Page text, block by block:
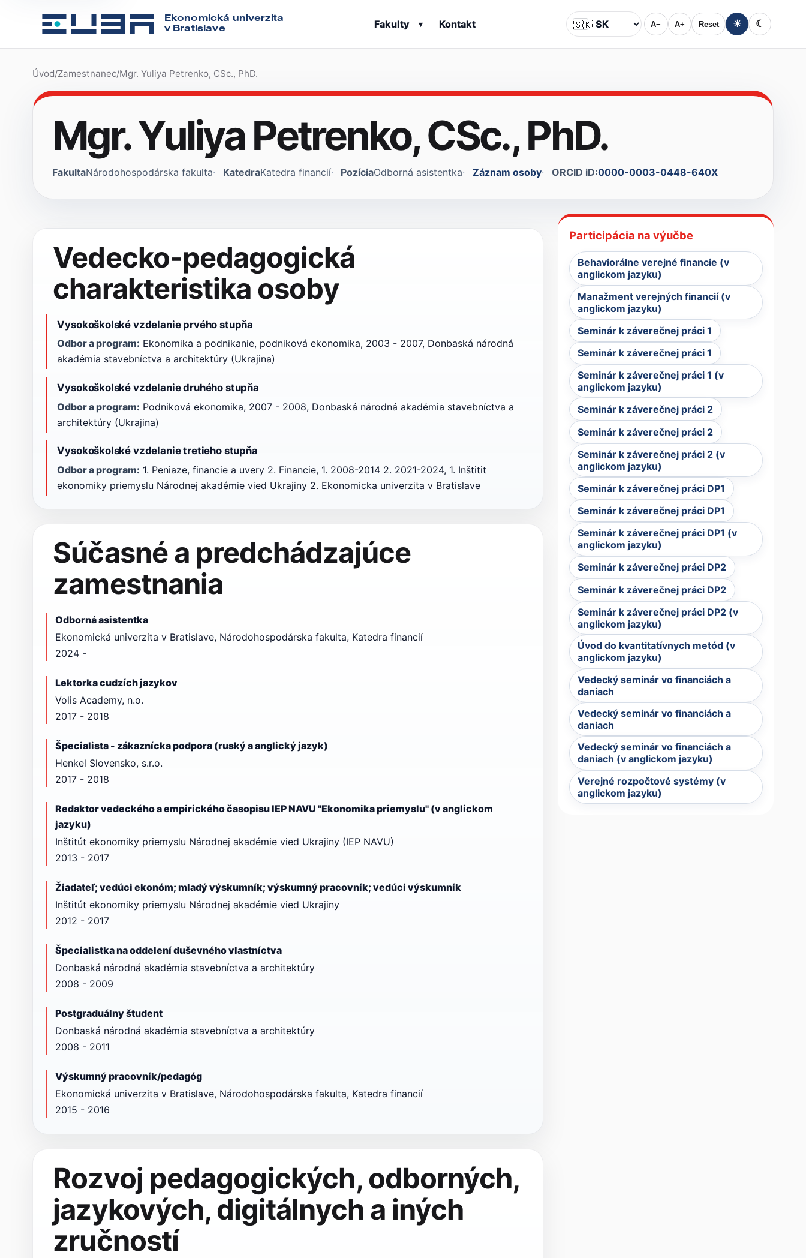
Ekonomická univerzita
v Bratislave
Fakulty ▾ Kontakt Jazyk
🇸🇰 A− A+ Reset ☀ ☾
Úvod/Zamestnanec/Mgr. Yuliya Petrenko, CSc., PhD.
Mgr. Yuliya Petrenko, CSc., PhD.
FakultaNárodohospodárska fakulta KatedraKatedra financií PozíciaOdborná asistentka Záznam osoby ORCID iD:0000-0003-0448-640X
Vedecko-pedagogická
charakteristika osoby
Vysokoškolské vzdelanie prvého stupňa
Odbor a program: Ekonomika a podnikanie, podniková ekonomika, 2003 - 2007, Donbaská národná
akadémia stavebníctva a architektúry (Ukrajina)
Vysokoškolské vzdelanie druhého stupňa
Odbor a program: Podniková ekonomika, 2007 - 2008, Donbaská národná akadémia stavebníctva a
architektúry (Ukrajina)
Vysokoškolské vzdelanie tretieho stupňa
Odbor a program: 1. Peniaze, financie a uvery 2. Financie, 1. 2008-2014 2. 2021-2024, 1. Inštitit
ekonomiky priemyslu Národnej akadémie vied Ukrajiny 2. Ekonomicka univerzita v Bratislave
Súčasné a predchádzajúce
zamestnania
Odborná asistentka
Ekonomická univerzita v Bratislave, Národohospodárska fakulta, Katedra financií
2024 -
Lektorka cudzích jazykov
Volis Academy, n.o.
2017 - 2018
Špecialista - zákaznícka podpora (ruský a anglický jazyk)
Henkel Slovensko, s.r.o.
2017 - 2018
Redaktor vedeckého a empirického časopisu IEP NAVU "Ekonomika priemyslu" (v anglickom
jazyku)
Inštitút ekonomiky priemyslu Národnej akadémie vied Ukrajiny (IEP NAVU)
2013 - 2017
Žiadateľ; vedúci ekonóm; mladý výskumník; výskumný pracovník; vedúci výskumník
Inštitút ekonomiky priemyslu Národnej akadémie vied Ukrajiny
2012 - 2017
Špecialistka na oddelení duševného vlastníctva
Donbaská národná akadémia stavebníctva a architektúry
2008 - 2009
Postgraduálny študent
Donbaská národná akadémia stavebníctva a architektúry
2008 - 2011
Výskumný pracovník/pedagóg
Ekonomická univerzita v Bratislave, Národohospodárska fakulta, Katedra financií
2015 - 2016
Rozvoj pedagogických, odborných,
jazykových, digitálnych a iných
zručností
Participácia na výučbe
Behaviorálne verejné financie (v
anglickom jazyku)
Manažment verejných financií (v
anglickom jazyku)
Seminár k záverečnej práci 1
Seminár k záverečnej práci 1
Seminár k záverečnej práci 1 (v
anglickom jazyku)
Seminár k záverečnej práci 2
Seminár k záverečnej práci 2
Seminár k záverečnej práci 2 (v
anglickom jazyku)
Seminár k záverečnej práci DP1
Seminár k záverečnej práci DP1
Seminár k záverečnej práci DP1 (v
anglickom jazyku)
Seminár k záverečnej práci DP2
Seminár k záverečnej práci DP2
Seminár k záverečnej práci DP2 (v
anglickom jazyku)
Úvod do kvantitatívnych metód (v
anglickom jazyku)
Vedecký seminár vo financiách a
daniach
Vedecký seminár vo financiách a
daniach
Vedecký seminár vo financiách a
daniach (v anglickom jazyku)
Verejné rozpočtové systémy (v
anglickom jazyku)